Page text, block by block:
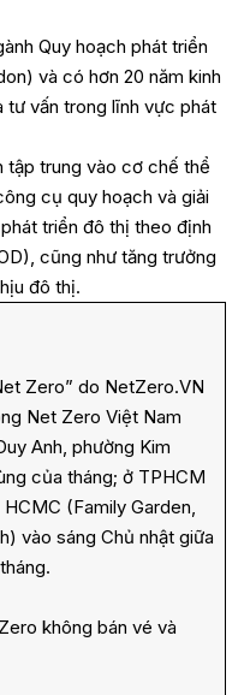
Quy hoạch phát triển
và có hơn 20 năm kinh
tư vấn trong lĩnh vực phát
tập trung vào cơ chế thể
cụ quy hoạch và giải
triển đô thị theo định
cũng như tăng trưởng
đô thị.
Zero” do NetZero.VN
Net Zero Việt Nam
Anh, phường Kim
của tháng; ở TPHCM
(Family Garden,
vào sáng Chủ nhật giữa
không bán vé và